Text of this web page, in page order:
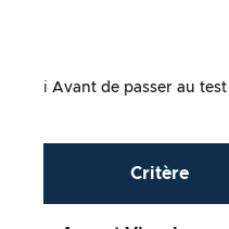
ℹ️ Avant de passer au
Critère